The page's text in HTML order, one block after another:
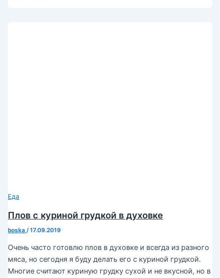
Еда
Плов с куриной грудкой в духовке
boska /17.09.2019
Очень часто готовлю плов в духовке и всегда из разного
мяса, но сегодня я буду делать его с куриной грудкой.
Многие считают куриную грудку сухой и не вкусной, но в